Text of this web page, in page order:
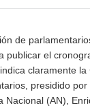
de
publicar el
claramente
presidido
Nacional (AN),